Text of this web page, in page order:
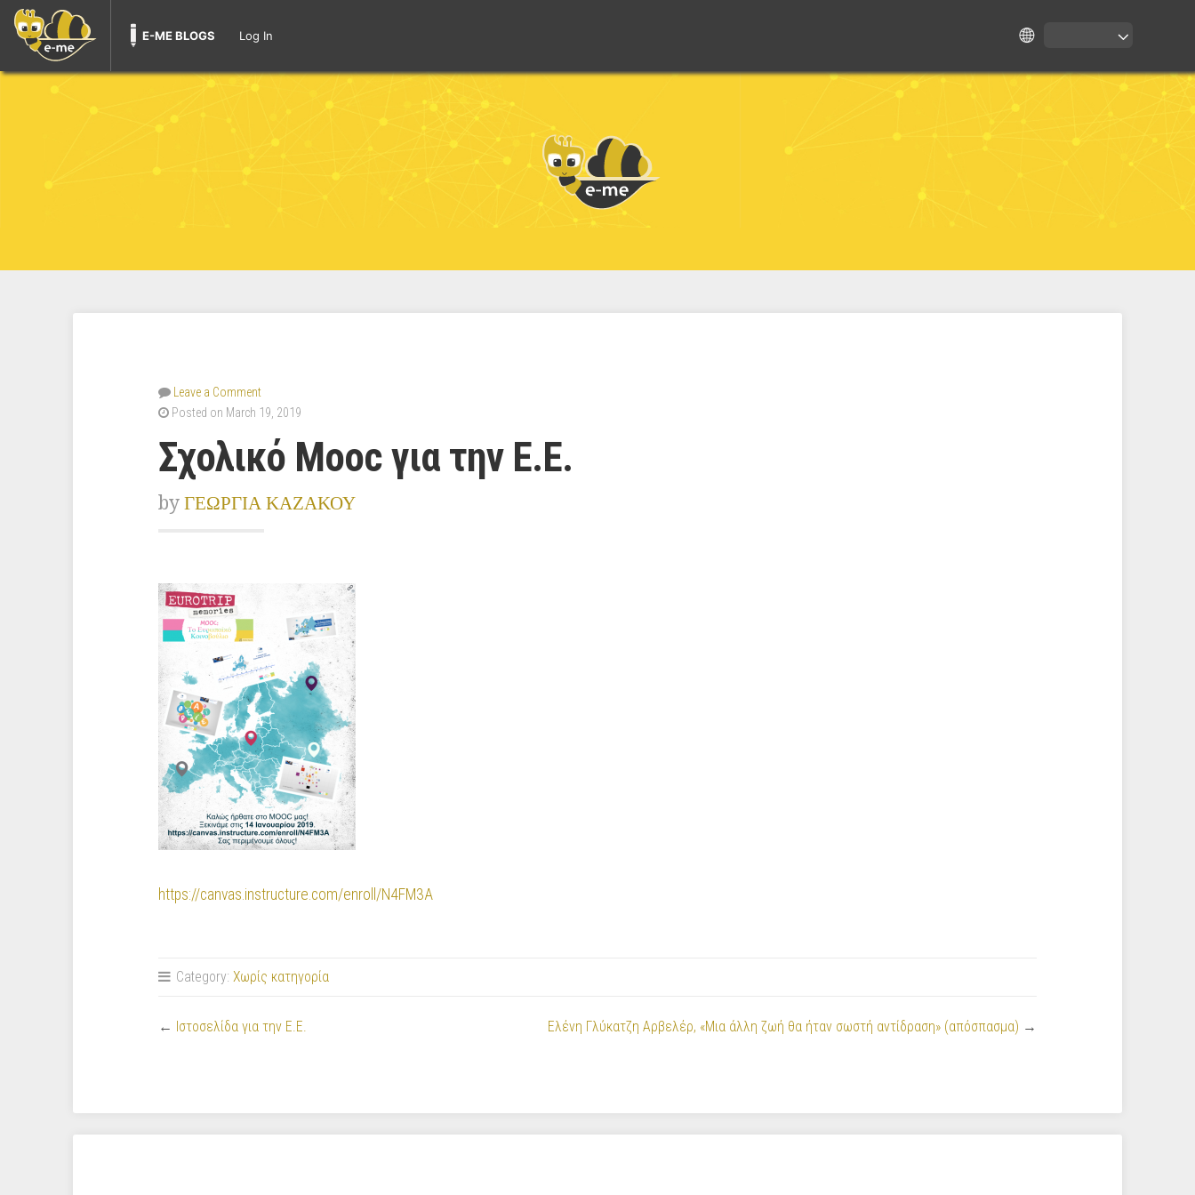
E-ME BLOGS Log In
Leave a Comment
Posted on March 19, 2019
Σχολικό Mooc για την Ε.Ε.
by ΓΕΩΡΓΙΑ ΚΑΖΑΚΟΥ
https://canvas.instructure.com/enroll/N4FM3A
Category: Χωρίς κατηγορία
← Ιστοσελίδα για την Ε.Ε. Ελένη Γλύκατζη Αρβελέρ, «Μια άλλη ζωή θα ήταν σωστή αντίδραση» (απόσπασμα) →